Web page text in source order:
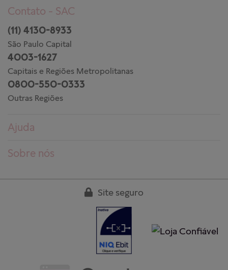
Ajuda
Entregas
Sobre nós
Contato - SAC
(11) 4130-8933
São Paulo Capital
4003-1627
Capitais e Regiões Metropolitanas
0800-550-0333
Outras Regiões
Site seguro